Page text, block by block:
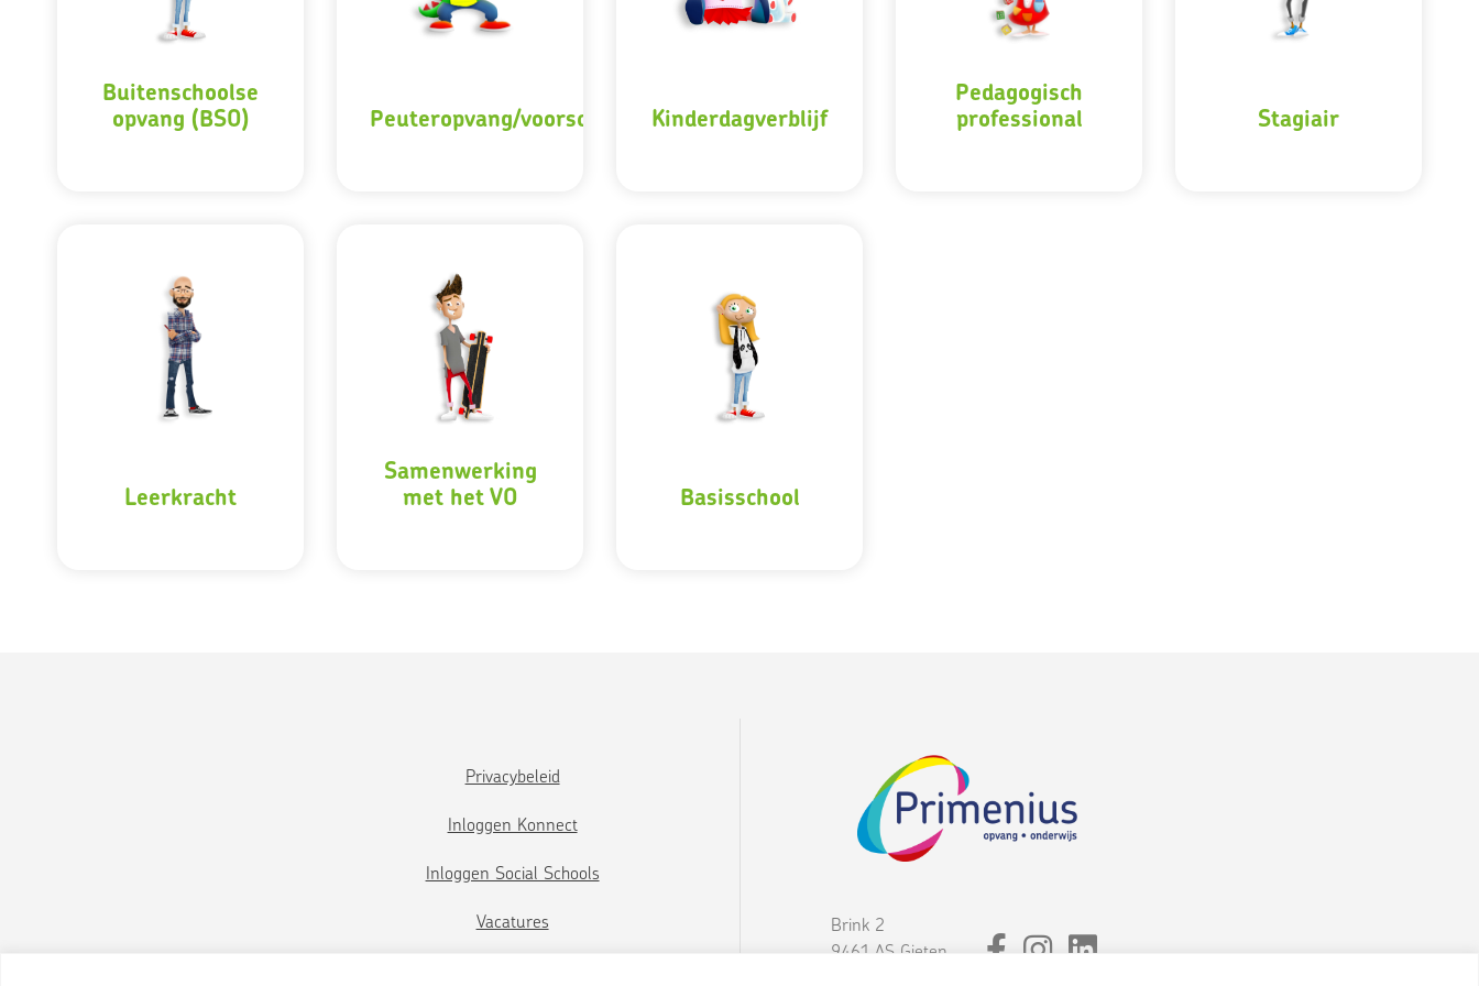
Buitenschoolse
opvang (BSO)
Peuteropvang/voorschool Kinderdagverblijf
Pedagogisch
professional
Stagiair
Leerkracht
Samenwerking
met het VO
Basisschool
Privacybeleid
Inloggen Konnect
Inloggen Social Schools
Vacatures
Brink 2
9461 AS Gieten